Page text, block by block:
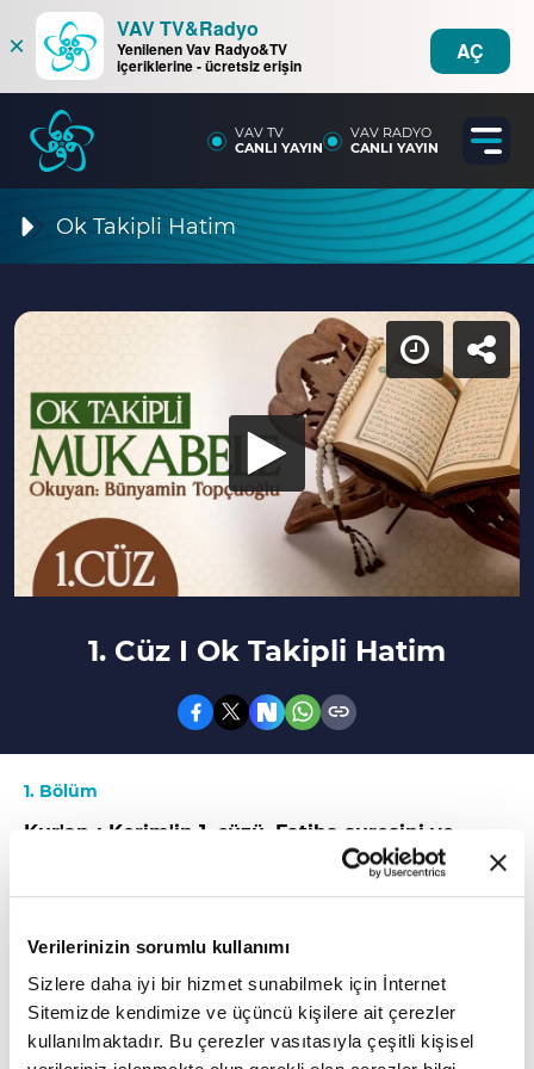
Verilerinizin sorumlu kullanımı
Sizlere daha iyi bir hizmet sunabilmek için İnternet
Sitemizde kendimize ve üçüncü kişilere ait çerezler
kullanılmaktadır. Bu çerezler vasıtasıyla çeşitli kişisel
×
VAV TV&Radyo
Yenilenen Vav Radyo&TV
içeriklerine - ücretsiz erişin
AÇ
VAV TV
CANLI YAYIN
VAV RADYO
CANLI YAYIN
Ok Takipli Hatim
1. Cüz I Ok Takipli Hatim
1. Bölüm
Kur'an-ı Kerim'in 1. cüzü, Fatiha suresini ve
Bakara suresinin 142. ayetine kadar olan
bölümü ihtiva eder.
1. CÜZDE HANGİ SURELER BULUNUR?
Kur'an-ı Kerim'in 1. cüzü,Fatihasuresini ve
Bakara suresinin 142. ayetine kadar olan